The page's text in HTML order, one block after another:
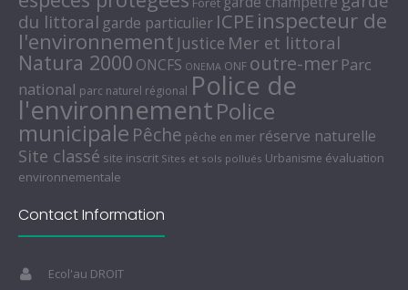
du littoral garde particulier ICPE inspecteur de
l'environnement Justice Mer et littoral
Natura 2000 ONCFS ONEMA ONF outre-mer Parc
national parc naturel régional Police de
l'environnementPolice
municipale Pêche pêche en mer réserve naturelle
Site classé site inscrit Sites et sols pollués Urbanisme évaluation
environnementale
Contact Information
Ecol'au DROIT